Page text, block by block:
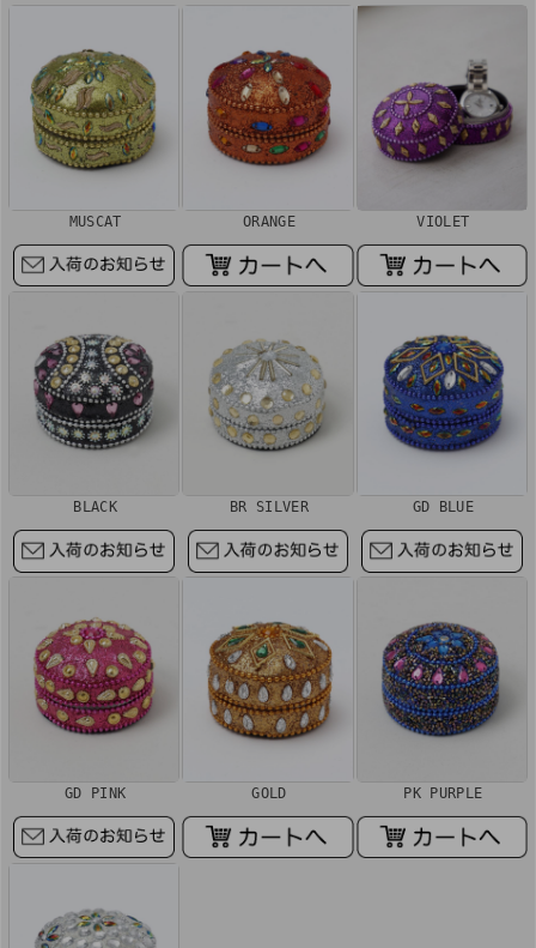
MUSCAT ORANGE VIOLET
BLACK BR SILVER GD BLUE
GD PINK GOLD PK PURPLE